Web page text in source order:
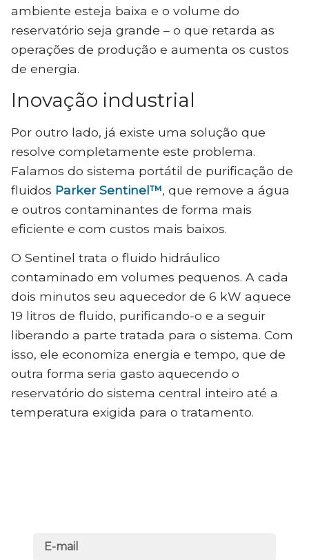
ambiente esteja baixa e o volume do
reservatório seja grande – o que retarda as
operações de produção e aumenta os custos
de energia.
Inovação industrial
Por outro lado, já existe uma solução que
resolve completamente este problema.
Falamos do sistema portátil de purificação de
fluidos Parker Sentinel™, que remove a água
e outros contaminantes de forma mais
eficiente e com custos mais baixos.
O Sentinel trata o fluido hidráulico
contaminado em volumes pequenos. A cada
dois minutos seu aquecedor de 6 kW aquece
19 litros de fluido, purificando-o e a seguir
liberando a parte tratada para o sistema. Com
isso, ele economiza energia e tempo, que de
outra forma seria gasto aquecendo o
reservatório do sistema central inteiro até a
temperatura exigida para o tratamento.